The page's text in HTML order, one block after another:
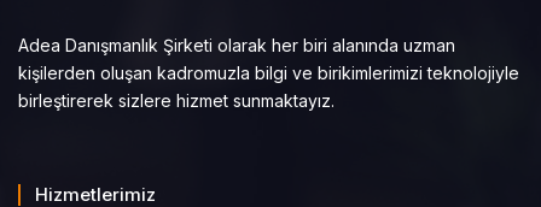
Adea Danışmanlık Şirketi olarak her biri alanında uzman
kişilerden oluşan kadromuzla bilgi ve birikimlerimizi teknolojiyle
birleştirerek sizlere hizmet sunmaktayız.
Hizmetlerimiz